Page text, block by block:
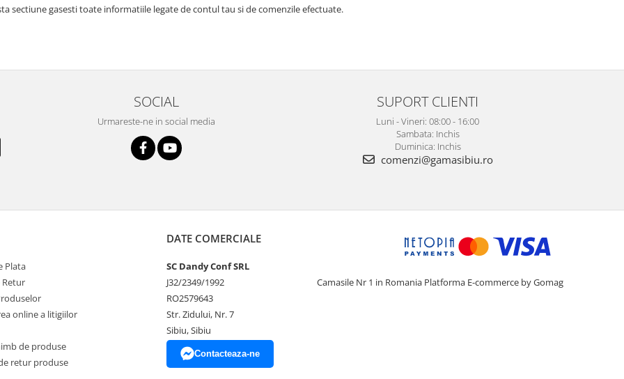
sectiune gasesti toate informatiile legate de contul tau si de comenzile efectuate.
SOCIAL
Urmareste-ne in social media
SUPORT CLIENTI
Luni - Vineri: 08:00 - 16:00
Sambata: Inchis
Duminica: Inchis
comenzi@gamasibiu.ro
Plata
Retur
online a litigiilor
de produse
retur produse
DATE COMERCIALE
SC Dandy Conf SRL
J32/2349/1992
RO2579643
Str. Zidului, Nr. 7
Sibiu, Sibiu
Contacteaza-ne
Camasile Nr 1 in Romania Platforma E-commerce by Gomag